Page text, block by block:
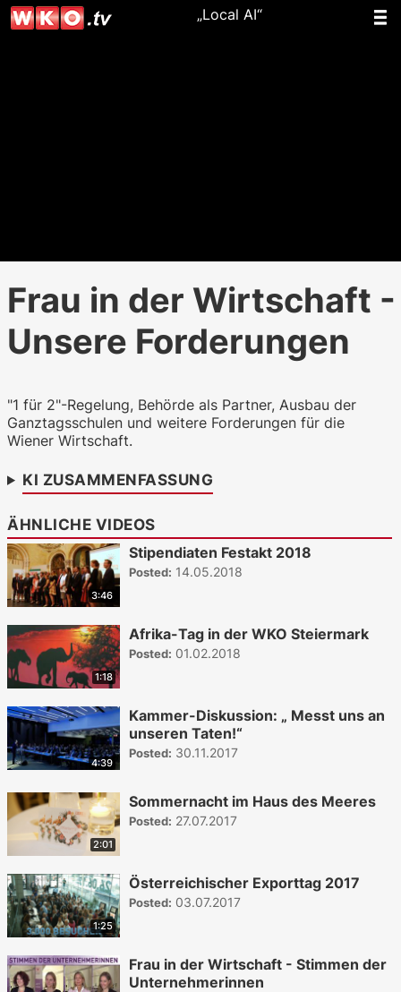
„Local AI“
Frau in der Wirtschaft -
Unsere Forderungen
"1 für 2"-Regelung, Behörde als Partner, Ausbau der
Ganztagsschulen und weitere Forderungen für die
Wiener Wirtschaft.
KI ZUSAMMENFASSUNG
ÄHNLICHE VIDEOS
3:46
Stipendiaten Festakt 2018
Posted: 14.05.2018
1:18
Afrika-Tag in der WKO Steiermark
Posted: 01.02.2018
4:39
Kammer-Diskussion: „ Messt uns an
unseren Taten!“
Posted: 30.11.2017
2:01
Sommernacht im Haus des Meeres
Posted: 27.07.2017
1:25
Österreichischer Exporttag 2017
Posted: 03.07.2017
Frau in der Wirtschaft - Stimmen der
Unternehmerinnen
WKO.tv KI (lokales LLM gemma-4-
26b-a4b-it, Blackwell)